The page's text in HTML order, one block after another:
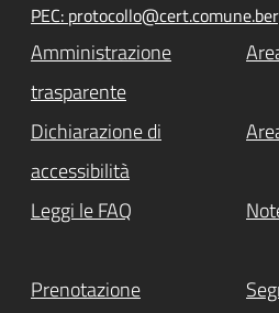
PEC:
Amministrazione
trasparente
Dichiarazione di
accessibilità
Leggi le FAQ
Prenotazione